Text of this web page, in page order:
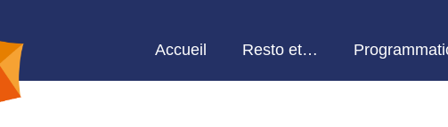
Accueil Resto et…